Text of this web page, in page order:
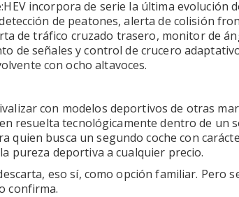
incorpora de serie la última evolución
de peatones, alerta de colisión
de tráfico cruzado trasero, monitor de
de señales y control de crucero
con ocho altavoces.
con modelos deportivos de otras
resuelta tecnológicamente dentro de un
quien busca un segundo coche con
pureza deportiva a cualquier precio.
eso sí, como opción familiar. Pero
confirma.